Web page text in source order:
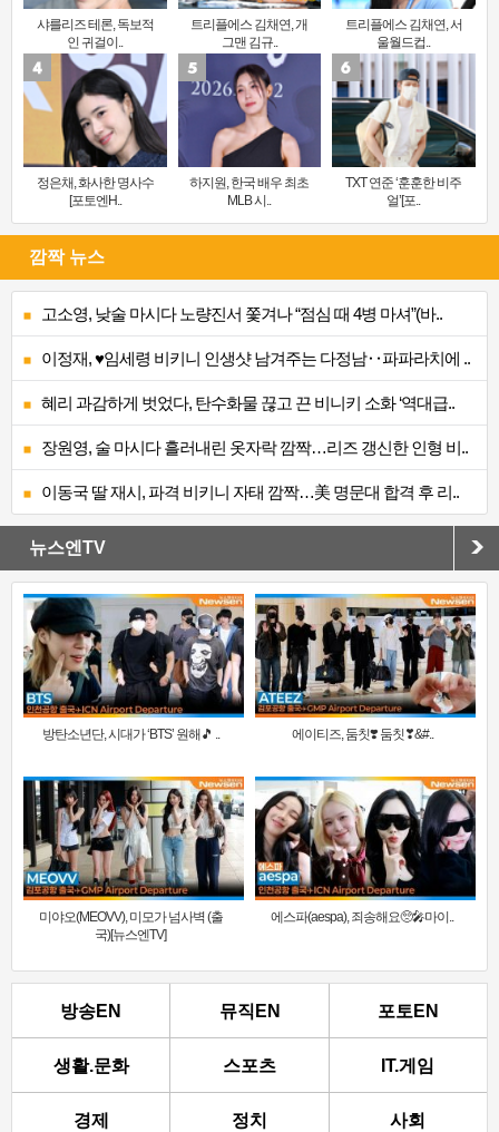
샤를리즈 테론, 독보적
인 귀걸이..
트리플에스 김채연, 개
그맨 김규..
트리플에스 김채연, 서
울월드컵..
정은채, 화사한 명사수
[포토엔H..
하지원, 한국 배우 최초
MLB 시..
TXT 연준 ‘훈훈한 비주
얼’[포..
깜짝 뉴스
고소영, 낮술 마시다 노량진서 쫓겨나 “점심 때 4병 마셔”(바..
이정재, ♥임세령 비키니 인생샷 남겨주는 다정남‥파파라치에 ..
혜리 과감하게 벗었다, 탄수화물 끊고 끈 비니키 소화 ‘역대급..
장원영, 술 마시다 흘러내린 옷자락 깜짝…리즈 갱신한 인형 비..
이동국 딸 재시, 파격 비키니 자태 깜짝…美 명문대 합격 후 리..
뉴스엔TV
방탄소년단, 시대가 ‘BTS’ 원해🎵 .. 에이티즈, 둠칫❣️ 둠칫❣&#..
미야오(MEOVV), 미모가 넘사벽 (출
국)[뉴스엔TV]
에스파(aespa), 죄송해요🥺🎤마이..
방송EN 뮤직EN 포토EN
생활.문화 스포츠 IT.게임
경제 정치 사회